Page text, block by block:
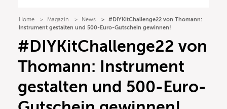
Home Magazin News
#DIYKitChallenge22 von Thomann:
Instrument gestalten und 500-Euro-Gutschein gewinnen!
#DIYKitChallenge22 von
Thomann: Instrument
gestalten und 500-Euro-